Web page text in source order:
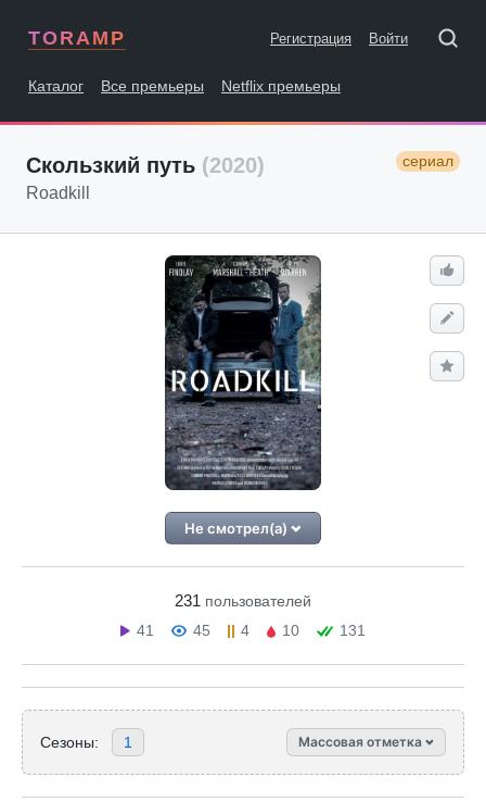
TORAMP Регистрация Войти
Каталог Все премьеры Netflix премьеры
Скользкий путь (2020) сериал
Roadkill
Не смотрел(а)
231 пользователей
41
45 4 10 131
Сезоны: 1 Массовая отметка